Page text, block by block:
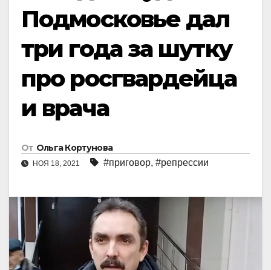
Подмосковье дал
три года за шутку
про росгвардейца
и врача
От Ольга Кортунова
НОЯ 18, 2021 #приговор, #репрессии